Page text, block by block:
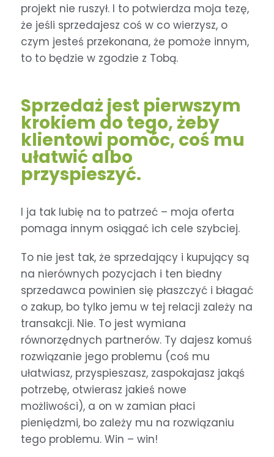
projekt nie ruszył. I to potwierdza moja tezę,
że jeśli sprzedajesz coś w co wierzysz, o
czym jesteś przekonana, że pomoże innym,
to to będzie w zgodzie z Tobą.
Sprzedaż jest pierwszym
krokiem do tego, żeby
klientowi pomóc, coś mu
ułatwić albo
przyspieszyć.
I ja tak lubię na to patrzeć – moja oferta
pomaga innym osiągać ich cele szybciej.
To nie jest tak, że sprzedający i kupujący są
na nierównych pozycjach i ten biedny
sprzedawca powinien się płaszczyć i błagać
o zakup, bo tylko jemu w tej relacji zależy na
transakcji. Nie. To jest wymiana
równorzędnych partnerów. Ty dajesz komuś
rozwiązanie jego problemu (coś mu
ułatwiasz, przyspieszasz, zaspokajasz jakąś
potrzebę, otwierasz jakieś nowe
możliwości), a on w zamian płaci
pieniędzmi, bo zależy mu na rozwiązaniu
tego problemu. Win – win!